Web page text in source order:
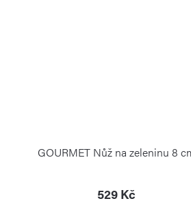
GOURMET Nůž na zeleninu 8
529 Kč